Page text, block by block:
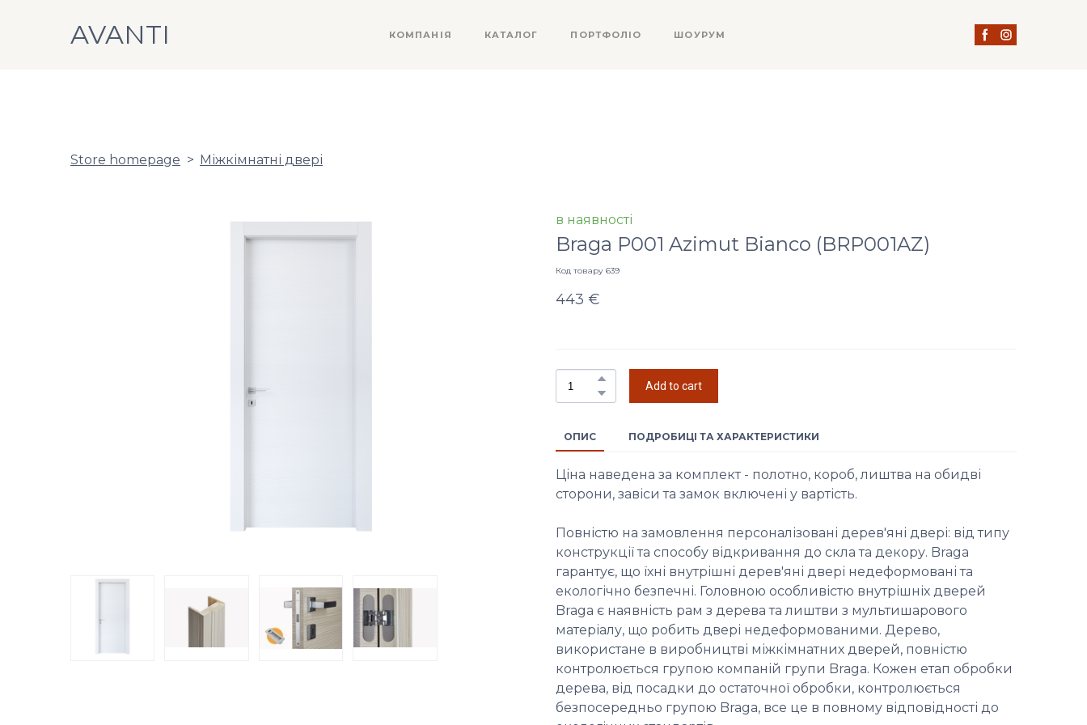
AVANTI КОМПАНІЯ КАТАЛОГ ПОРТФОЛІО ШОУРУМ
Store homepage Міжкімнатні двері
в наявності
Braga P001 Azimut Bianco (BRP001AZ)
Код товару 639
443 €
Add to cart
ОПИС ПОДРОБИЦІ ТА ХАРАКТЕРИСТИКИ
Ціна наведена за комплект - полотно, короб, лиштва на обидві
сторони, завіси та замок включені у вартість.
Повністю на замовлення персоналізовані дерев'яні двері: від типу
конструкції та способу відкривання до скла та декору. Braga
гарантує, що їхні внутрішні дерев'яні двері недеформовані та
екологічно безпечні. Головною особливістю внутрішніх дверей
Braga є наявність рам з дерева та лиштви з мультишарового
матеріалу, що робить двері недеформованими. Дерево,
використане в виробництві міжкімнатних дверей, повністю
контролюється групою компаній групи Braga. Кожен етап обробки
дерева, від посадки до остаточної обробки, контролюється
безпосередньо групою Braga, все це в повному відповідності до